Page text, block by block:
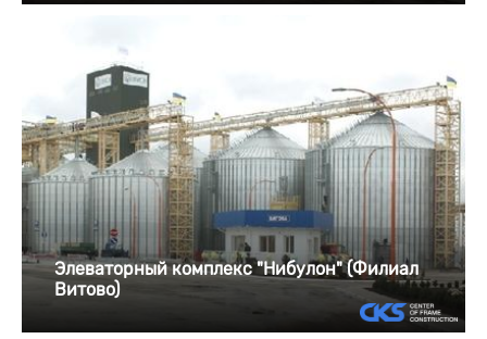
Элеваторный комплекс "Нибулон" (Филиал
Витово)